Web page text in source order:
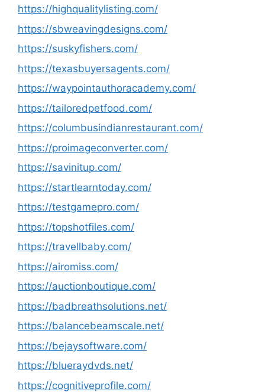
https://highqualitylisting.com/
https://sbweavingdesigns.com/
https://suskyfishers.com/
https://texasbuyersagents.com/
https://waypointauthoracademy.com/
https://tailoredpetfood.com/
https://columbusindianrestaurant.com/
https://proimageconverter.com/
https://savinitup.com/
https://startlearntoday.com/
https://testgamepro.com/
https://topshotfiles.com/
https://travellbaby.com/
https://airomiss.com/
https://auctionboutique.com/
https://badbreathsolutions.net/
https://balancebeamscale.net/
https://bejaysoftware.com/
https://blueraydvds.net/
https://cognitiveprofile.com/